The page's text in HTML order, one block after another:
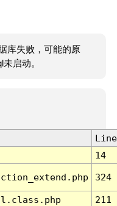
库失败，可能的原
启动。
Line
14
324
211